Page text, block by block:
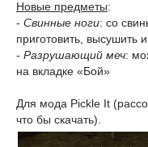
Новые предметы:
- Свинные ноги: со
приготовить, высушить
- Разрушающий меч:
на вкладке «Бой»
Для мода Pickle It
что бы скачать).